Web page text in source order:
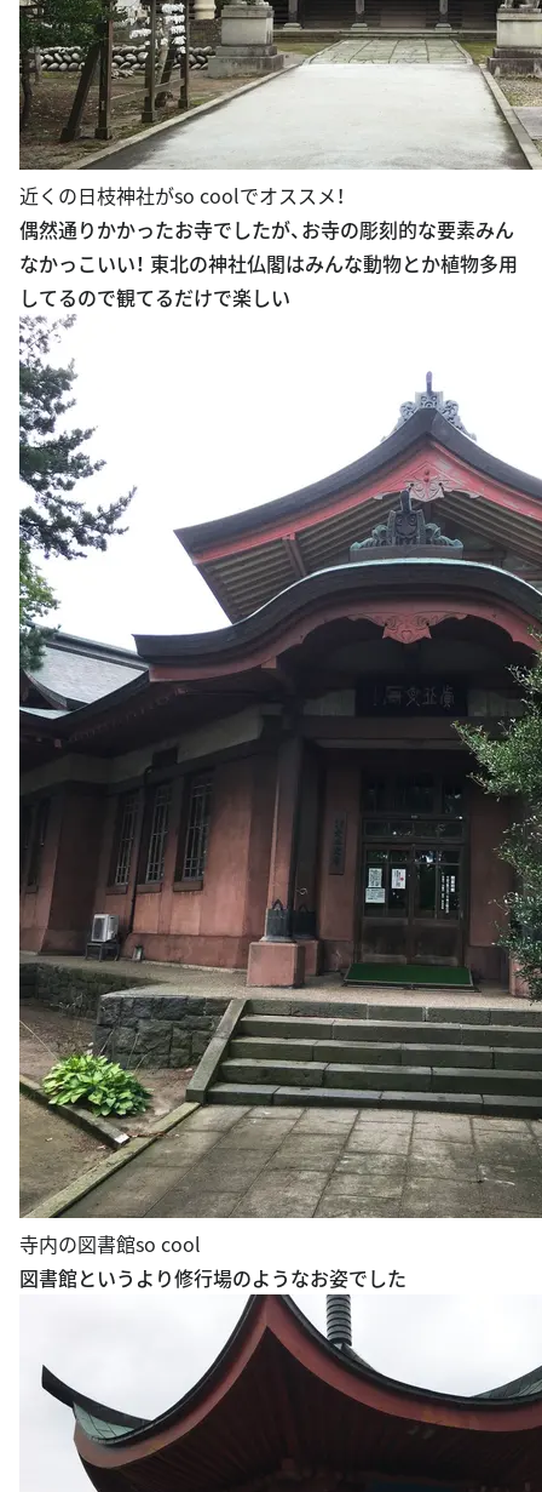
近くの日枝神社がso coolでオススメ！
偶然通りかかったお寺でしたが、お寺の彫刻的な要素みん
なかっこいい！ 東北の神社仏閣はみんな動物とか植物多用
してるので観てるだけで楽しい
寺内の図書館so cool
図書館というより修行場のようなお姿でした